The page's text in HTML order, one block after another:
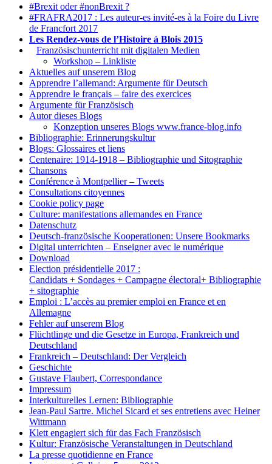
#Brexit oder #nonBrexit ?
#FRAFRA2017 : Les auteur-es invité-es à la Foire du Livre
de Francfort 2017
Les Rendez-vous de l’Histoire à Blois 2015
Französischunterricht mit digitalen Medien
Workshop – Linkliste
Aktuelles auf unserem Blog
Apprendre l’allemand: Argumente für Deutsch
Apprendre le français – faire des exercices
Argumente für Französisch
Autor dieses Blogs
Konzeption unseres Blogs www.france-blog.info
Bibliographie: Erinnerungskultur
Blogs: Glossaires et liens
Centenaire: 1914-1918 – Bibliographie und Sitographie
Chansons
Conférence à Montpellier – Tweets
Consultations citoyennes
Cookie policy page
Culture: manifestations allemandes en France
Datenschutz
Deutsch-französische Kooperationen: Unsere Bookmarks
Digital unterrichten – Enseigner avec le numérique
Download
Election présidentielle 2017 :
Candidats + Sondages + Campagne électoral+ Bibliographie
+ sitographie
Emploi : L’accès au premier emploi en France et en
Allemagne
Fehler auf unserem Blog
Flüchtlinge und die Gesetze in Europa, Frankreich und
Deutschland
Frankreich – Deutschland: Der Vergleich
Geschichte
Gustave Flaubert, Correspondance
Impressum
Interkulturelles Lernen: Bibliographie
Jean-Paul Sartre. Michel Sicard et ses entretiens avec Heiner
Wittmann
Klett engagiert sich für das Fach Französisch
Kultur: Französische Veranstaltungen in Deutschland
La presse quotidienne en France